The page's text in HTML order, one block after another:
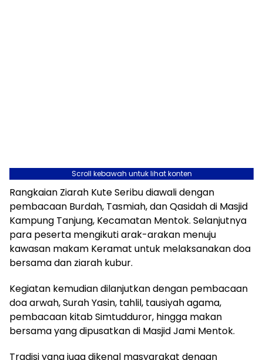
Scroll kebawah untuk lihat konten
Rangkaian Ziarah Kute Seribu diawali dengan
pembacaan Burdah, Tasmiah, dan Qasidah di Masjid
Kampung Tanjung, Kecamatan Mentok. Selanjutnya
para peserta mengikuti arak-arakan menuju
kawasan makam Keramat untuk melaksanakan doa
bersama dan ziarah kubur.
Kegiatan kemudian dilanjutkan dengan pembacaan
doa arwah, Surah Yasin, tahlil, tausiyah agama,
pembacaan kitab Simtudduror, hingga makan
bersama yang dipusatkan di Masjid Jami Mentok.
Tradisi yang juga dikenal masyarakat dengan